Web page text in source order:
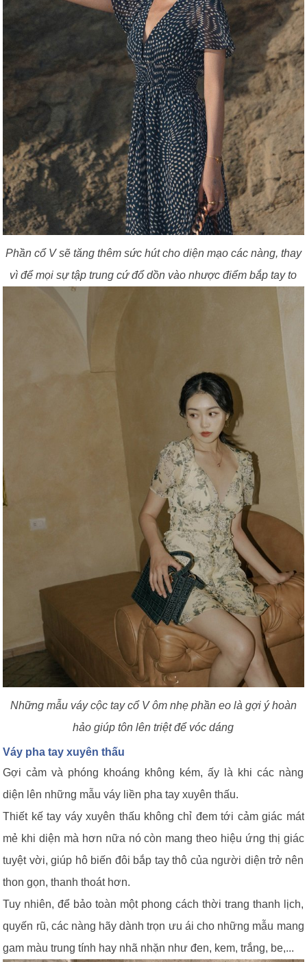
Phần cổ V sẽ tăng thêm sức hút cho diện mạo các nàng, thay
vì để mọi sự tập trung cứ đổ dồn vào nhược điểm bắp tay to
Những mẫu váy cộc tay cổ V ôm nhẹ phần eo là gợi ý hoàn
hảo giúp tôn lên triệt để vóc dáng
Váy pha tay xuyên thấu
Gợi cảm và phóng khoáng không kém, ấy là khi các nàng
diện lên những mẫu váy liền pha tay xuyên thấu.
Thiết kế tay váy xuyên thấu không chỉ đem tới cảm giác mát
mẻ khi diện mà hơn nữa nó còn mang theo hiệu ứng thị giác
tuyệt vời, giúp hô biến đôi bắp tay thô của người diện trở nên
thon gọn, thanh thoát hơn.
Tuy nhiên, để bảo toàn một phong cách thời trang thanh lịch,
quyến rũ, các nàng hãy dành trọn ưu ái cho những mẫu mang
gam màu trung tính hay nhã nhặn như đen, kem, trắng, be,...